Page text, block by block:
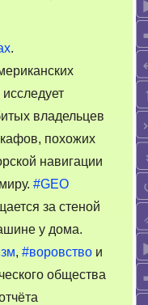
.
исследует
владельцев
похожих
навигации
#GEO
за стеной
у дома.
, #воровство и
общества